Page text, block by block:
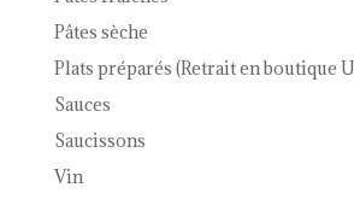
Pâtes sèche
Plats préparés (Retrait en boutique
Sauces
Saucissons
Vin